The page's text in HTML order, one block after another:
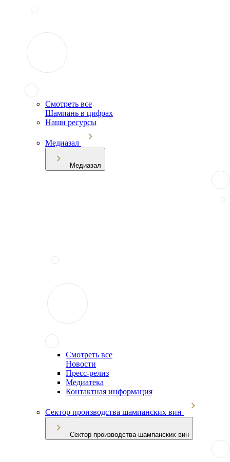
Смотреть все
Шампань в цифрах
Наши ресурсы
Медиазал
Медиазал
Смотреть все
Новости
Пресс-релиз
Медиатека
Контактная информация
Сектор производства шампанских вин
Сектор производства шампанских вин